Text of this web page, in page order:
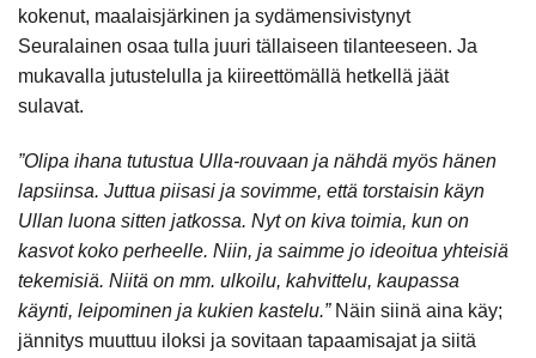
kokenut, maalaisjärkinen ja sydämensivistynyt
Seuralainen osaa tulla juuri tällaiseen tilanteeseen. Ja
mukavalla jutustelulla ja kiireettömällä hetkellä jäät
sulavat.
”Olipa ihana tutustua Ulla-rouvaan ja nähdä myös hänen
lapsiinsa. Juttua piisasi ja sovimme, että torstaisin käyn
Ullan luona sitten jatkossa. Nyt on kiva toimia, kun on
kasvot koko perheelle. Niin, ja saimme jo ideoitua yhteisiä
tekemisiä. Niitä on mm. ulkoilu, kahvittelu, kaupassa
käynti, leipominen ja kukien kastelu.” Näin siinä aina käy;
jännitys muuttuu iloksi ja sovitaan tapaamisajat ja siitä